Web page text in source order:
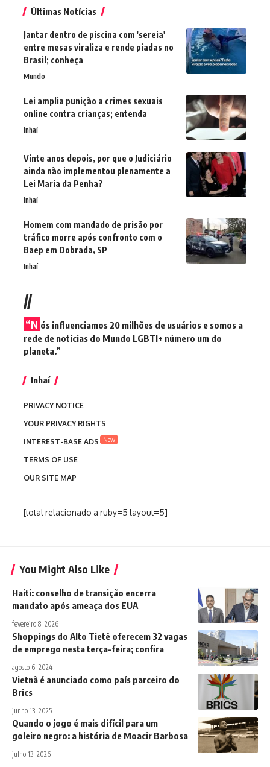
Últimas Notícias
Jantar dentro de piscina com 'sereia'
entre mesas viraliza e rende piadas no
Brasil; conheça
Mundo
Lei amplia punição a crimes sexuais
online contra crianças; entenda
Inhaí
Vinte anos depois, por que o Judiciário
ainda não implementou plenamente a
Lei Maria da Penha?
Inhaí
Homem com mandado de prisão por
tráfico morre após confronto com o
Baep em Dobrada, SP
Inhaí
//
“N ós influenciamos 20 milhões de usuários e somos a
rede de notícias do Mundo LGBTI+ número um do
planeta.”
Inhaí
PRIVACY NOTICE
YOUR PRIVACY RIGHTS
INTEREST-BASE ADS
New
TERMS OF USE
OUR SITE MAP
[total relacionado a ruby=5 layout=5]
You Might Also Like
Haiti: conselho de transição encerra
mandato após ameaça dos EUA
fevereiro 8, 2026
Shoppings do Alto Tietê oferecem 32 vagas
de emprego nesta terça-feira; confira
agosto 6, 2024
Vietnã é anunciado como país parceiro do
Brics
junho 13, 2025
Quando o jogo é mais difícil para um
goleiro negro: a história de Moacir Barbosa
julho 13, 2026